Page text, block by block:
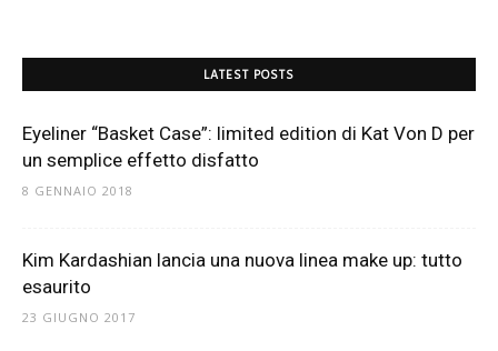
LATEST POSTS
Eyeliner “Basket Case”: limited edition di Kat Von D per
un semplice effetto disfatto
8 GENNAIO 2018
Kim Kardashian lancia una nuova linea make up: tutto
esaurito
23 GIUGNO 2017